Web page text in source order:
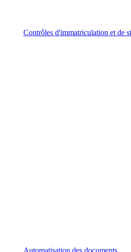
Contrôles d'immatriculation et de
Automatisation des documents